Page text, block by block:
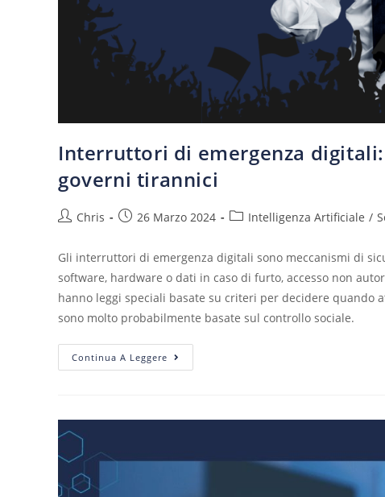
Interruttori di emergenza
governi tirannici
Chris 26 Marzo 2024 Intelligenza Artificiale /
Gli interruttori di emergenza digitali sono meccanismi di
software, hardware o dati in caso di furto, accesso non
hanno leggi speciali basate su criteri per decidere
sono molto probabilmente basate sul controllo sociale.
Continua A Leggere